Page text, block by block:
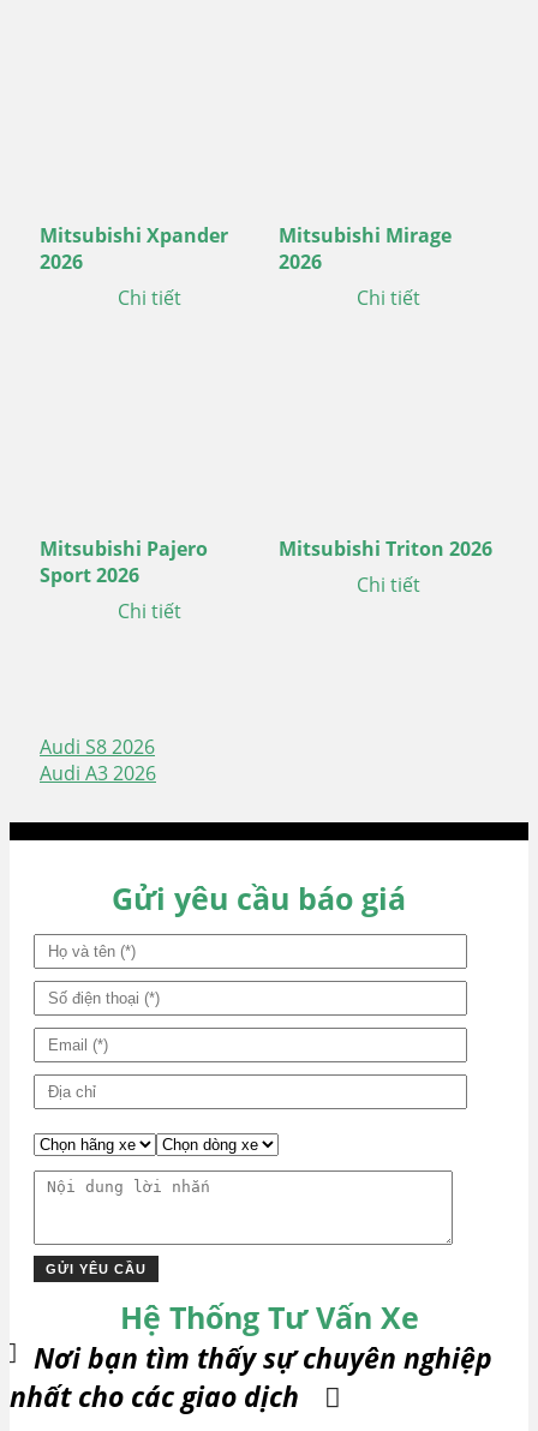
Mitsubishi Xpander
2026
Chi tiết
Mitsubishi Mirage
2026
Chi tiết
Mitsubishi Pajero
Sport 2026
Chi tiết
Mitsubishi Triton 2026
Chi tiết
Điều
hướng
Audi S8 2026
Audi A3 2026
Gửi yêu cầu báo giá
Hệ Thống Tư Vấn Xe
Nơi bạn tìm thấy sự chuyên nghiệp
nhất cho các giao dịch